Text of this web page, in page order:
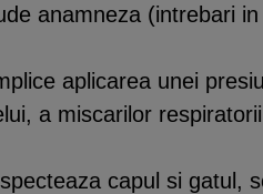
anamneza (intrebari
aplicarea unei
a miscarilor
capul si gatul,